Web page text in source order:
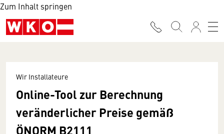
Zum Inhalt springen
Wir Installateure
Online-Tool zur Berechnung
veränderlicher Preise gemäß
ÖNORM B2111